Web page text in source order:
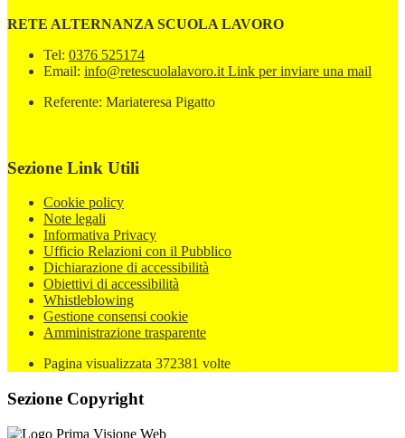
RETE ALTERNANZA SCUOLA LAVORO
Tel: 0376 525174
Email: info@retescuolalavoro.it Link per inviare una mail
Referente: Mariateresa Pigatto
Sezione Link Utili
Cookie policy
Note legali
Informativa Privacy
Ufficio Relazioni con il Pubblico
Dichiarazione di accessibilità
Obiettivi di accessibilità
Whistleblowing
Gestione consensi cookie
Amministrazione trasparente
Pagina visualizzata 372381 volte
Sezione Copyright